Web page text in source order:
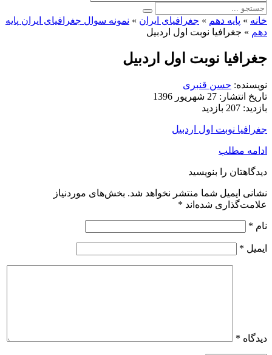
خانه » پایه دهم » جغرافیای ایران » نمونه سوال جغرافیای ایران پایه
دهم » جغرافیا نوبت اول اردبیل
جغرافیا نوبت اول اردبیل
نویسنده: حسن قنبری
تاریخ انتشار: 27 شهریور 1396
بازدید: 207 بازدید
جغرافیا نوبت اول اردبیل
ادامه مطلب
دیدگاهتان را بنویسید
نشانی ایمیل شما منتشر نخواهد شد. بخش‌های موردنیاز
علامت‌گذاری شده‌اند *
نام *
ایمیل *
دیدگاه *